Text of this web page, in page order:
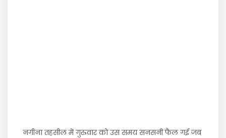
नगीना तहसील में गुरुवार को उस समय सनसनी फैल गई जब